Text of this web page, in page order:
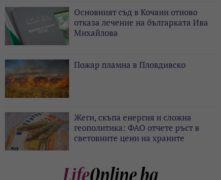
Основният съд в Кочани отново
отказа лечение на българката Ива
Михайлова
Пожар пламна в Пловдивско
Жеги, скъпа енергия и сложна
геополитика: ФАО отчете ръст в
световните цени на храните